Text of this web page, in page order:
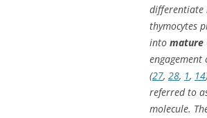
differentiate
thymocytes
into mature
engagement
(27, 28, 1, 14
referred to
molecule.